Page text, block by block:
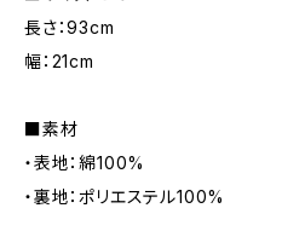
長さ：93cm
幅：21cm
■素材
・表地：綿100%
・裏地：ポリエステル100%